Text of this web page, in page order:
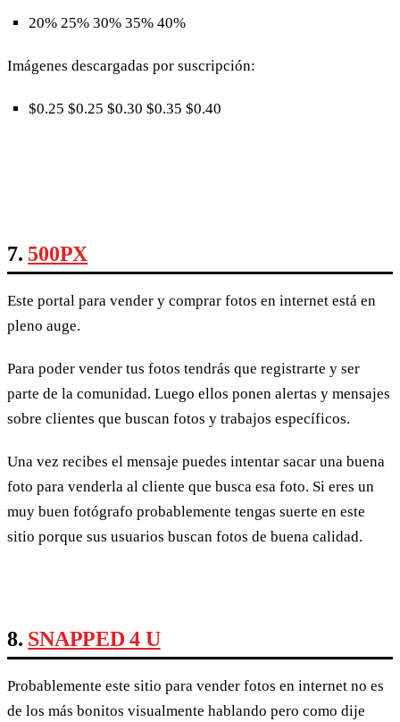
20% 25% 30% 35% 40%
Imágenes descargadas por suscripción:
$0.25 $0.25 $0.30 $0.35 $0.40
7. 500PX
Este portal para vender y comprar fotos en internet está en
pleno auge.
Para poder vender tus fotos tendrás que registrarte y ser
parte de la comunidad. Luego ellos ponen alertas y mensajes
sobre clientes que buscan fotos y trabajos específicos.
Una vez recibes el mensaje puedes intentar sacar una buena
foto para venderla al cliente que busca esa foto. Si eres un
muy buen fotógrafo probablemente tengas suerte en este
sitio porque sus usuarios buscan fotos de buena calidad.
8. SNAPPED 4 U
Probablemente este sitio para vender fotos en internet no es
de los más bonitos visualmente hablando pero como dije